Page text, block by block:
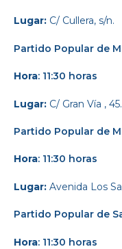
Lugar: C/ Cullera, s/n.
Partido Popular de
Hora: 11:30 horas
Lugar: C/ Gran Vía , 45.
Partido Popular de
Hora: 11:30 horas
Lugar: Avenida Los
Partido Popular de
Hora: 11:30 horas